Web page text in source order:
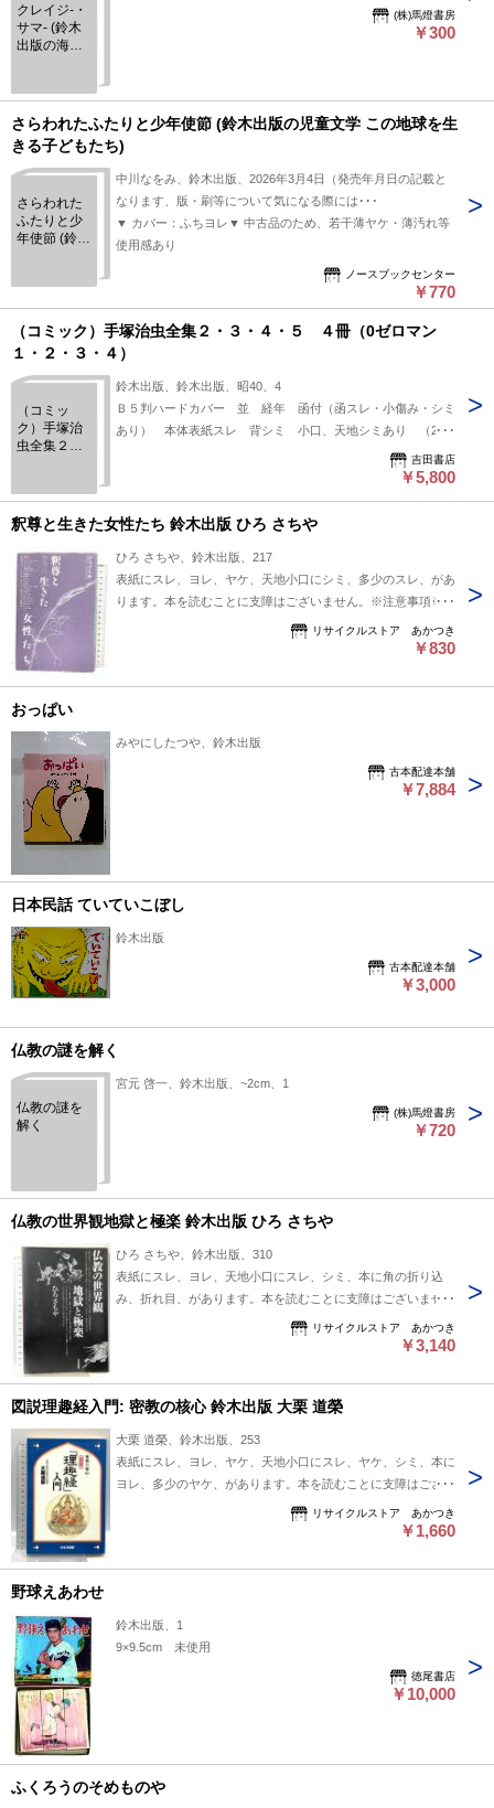
クレイジ-・
サマ- (鈴木
出版の海外
きる子ども
たち) リタ
ウィリアム
ズ=ガルシ
ア、
Garcia,Rita;
亜香子, 代田
(株)馬燈書房
￥300
さらわれたふたりと少年使節 (鈴木出版の児童文学 この地球を生
きる子どもたち)
さらわれた
ふたりと少
年使節 (鈴木
球を生きる
子どもたち)
中川なをみ、鈴木出版、2026年3月4日（発売年月日の記載と
なります、版・刷等について気になる際には･･･
▼ カバー：ふちヨレ▼ 中古品のため、若干薄ヤケ・薄汚れ等
使用感あり
ノースブックセンター
￥770
（コミック）手塚治虫全集２・３・４・５ ４冊（0ゼロマン
１・２・３・４）
（コミッ
ク）手塚治
虫全集２・
ゼロマン
１・２・
３・４）
鈴木出版、鈴木出版、昭40、4
Ｂ５判ハードカバー 並 経年 函付（函スレ・小傷み・シミ
あり） 本体表紙スレ 背シミ 小口、天地シミあり （2）
吉田書店
￥5,800
釈尊と生きた女性たち 鈴木出版 ひろ さちや
ひろ さちや、鈴木出版、217
表紙にスレ、ヨレ、ヤケ、天地小口にシミ、多少のスレ、があ
ります。本を読むことに支障はございません。※注意事項※■
商品・状態はコンディションガイドラインに基づき、判断・出
品されております。■付録等の付属品がある商品の場合、記載
リサイクルストア あかつき
￥830
おっぱい
みやにしたつや、鈴木出版
古本配達本舗
￥7,884
日本民話 ていていこぼし
鈴木出版
古本配達本舗
￥3,000
仏教の謎を解く
仏教の謎を
解く
宮元 啓一、鈴木出版、~2cm、1
(株)馬燈書房
￥720
仏教の世界観地獄と極楽 鈴木出版 ひろ さちや
ひろ さちや、鈴木出版、310
表紙にスレ、ヨレ、天地小口にスレ、シミ、本に角の折り込
み、折れ目、があります。本を読むことに支障はございませ
ん。※注意事項※■商品・状態はコンディションガイドライン
に基づき、判断・出品されております。■付録等の付属品があ
さい。※
リサイクルストア あかつき
￥3,140
図説理趣経入門: 密教の核心 鈴木出版 大栗 道榮
大栗 道榮、鈴木出版、253
表紙にスレ、ヨレ、ヤケ、天地小口にスレ、ヤケ、シミ、本に
ヨレ、多少のヤケ、があります。本を読むことに支障はござい
ません。※注意事項※■商品・状態はコンディションガイドラ
インに基づき、判断・出品されております。■付録等の付属品
解下さい。※
リサイクルストア あかつき
￥1,660
野球えあわせ
鈴木出版、1
9×9.5cm 未使用
徳尾書店
￥10,000
ふくろうのそめものや